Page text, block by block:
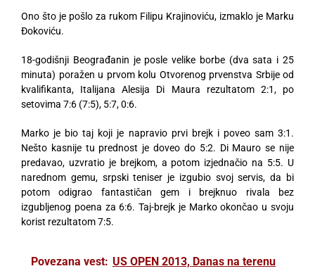
Ono što je pošlo za rukom Filipu Krajinoviću, izmaklo je Marku
Đokoviću.
18-godišnji Beograđanin je posle velike borbe (dva sata i 25
minuta) poražen u prvom kolu Otvorenog prvenstva Srbije od
kvalifikanta, Italijana Alesija Di Maura rezultatom 2:1, po
setovima 7:6 (7:5), 5:7, 0:6.
Marko je bio taj koji je napravio prvi brejk i poveo sam 3:1.
Nešto kasnije tu prednost je doveo do 5:2. Di Mauro se nije
predavao, uzvratio je brejkom, a potom izjednačio na 5:5. U
narednom gemu, srpski teniser je izgubio svoj servis, da bi
potom odigrao fantastičan gem i brejknuo rivala bez
izgubljenog poena za 6:6. Taj-brejk je Marko okončao u svoju
korist rezultatom 7:5.
Povezana vest: US OPEN 2013, Danas na terenu